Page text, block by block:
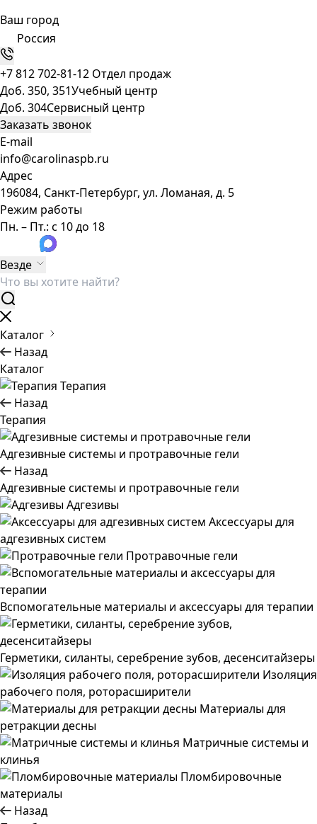
Ваш город
Россия
+7 812 702-81-12 Отдел продаж
Доб. 350, 351Учебный центр
Доб. 304Сервисный центр
Заказать звонок
E-mail
info@carolinaspb.ru
Адрес
196084, Санкт-Петербург, ул. Ломаная, д. 5
Режим работы
Пн. – Пт.: с 10 до 18
Везде
Каталог
Назад
Каталог
Терапия
Назад
Терапия
Адгезивные системы и протравочные гели
Назад
Адгезивные системы и протравочные гели
Адгезивы
Аксессуары для
адгезивных систем
Протравочные гели
Вспомогательные материалы и аксессуары для терапии
Герметики, силанты, серебрение зубов, десенситайзеры
Изоляция
рабочего поля, роторасширители
Материалы для
ретракции десны
Матричные системы и
клинья
Пломбировочные
материалы
Назад